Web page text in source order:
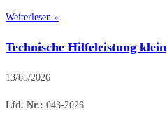
Weiterlesen »
Technische Hilfeleistung klein
13/05/2026
Lfd. Nr.: 043-2026